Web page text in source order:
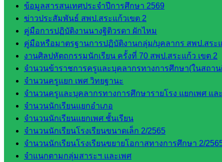
ข้อมูลสารสนเทศประจำปีการศึกษา 2569
ข่าวประสัมพันธ์ สพป.สระแก้วเขต 2
คู่มือการปฏิบัติงานนางฐิติวรดา ผักไหม
คู่มือหรือมาตรฐานการปฏิบัติงานกลุ่ม/บุคลากร สพป.สระแ
งานศิลปหัตถกรรมนักเรียน ครั้งที่ 70 สพป.สระแก้ว เขต 2
จำนวนข้าราชการครูและบุคลากรทางการศึกษา(ในสถา
จำนวนครูแยก เพศ วิทยฐานะ
จำนวนครูและบุคลากรทางการศึกษารายโรง แยกเพศ แล
จำนวนนักเรียนแยกอำเภอ
จำนวนนักเรียนแยกเพศ ชั้นเรียน
จำนวนนักเรียนโรงเรียนขนาดเล็ก 2/2565
จำนวนนักเรียนโรงเรียนขยายโอกาสทางการศึกษา 2/
จำแนกตามกลุ่มสาระฯ และเพศ